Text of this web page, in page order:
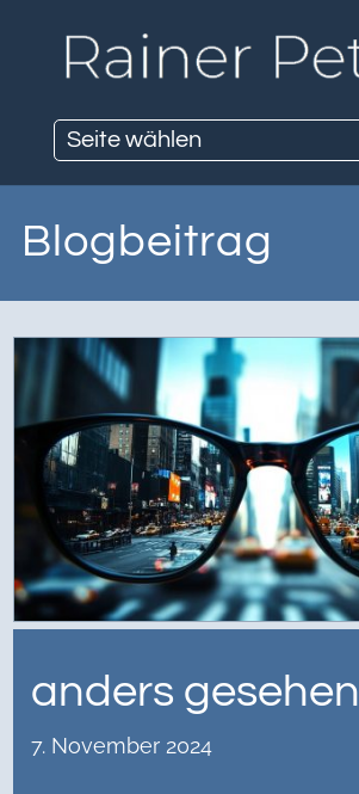
Seite wählen
Blogbeitrag
anders gesehen
7. November 2024